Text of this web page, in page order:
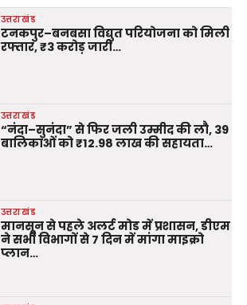
उत्तराखंड
टनकपुर–बनबसा विद्युत परियोजना को मिली
रफ्तार, ₹3 करोड़ जारी…
उत्तराखंड
“नंदा–सुनंदा” से फिर जली उम्मीद की लौ, 39
बालिकाओं को ₹12.98 लाख की सहायता…
उत्तराखंड
मानसून से पहले अलर्ट मोड में प्रशासन, डीएम
ने सभी विभागों से 7 दिन में मांगा माइक्रो
प्लान…